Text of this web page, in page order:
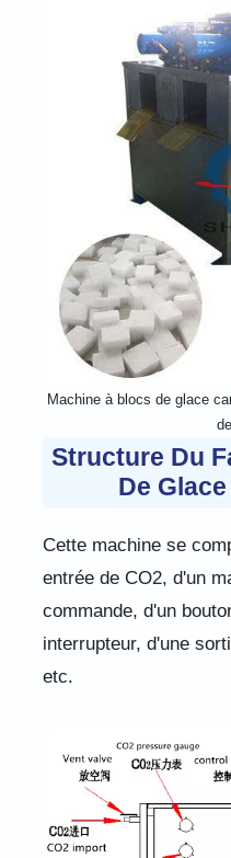
Machine à blocs de glace
Structure Du
De
Cette machine se
entrée de CO2, d'un
commande, d'un
interrupteur, d'une
etc.